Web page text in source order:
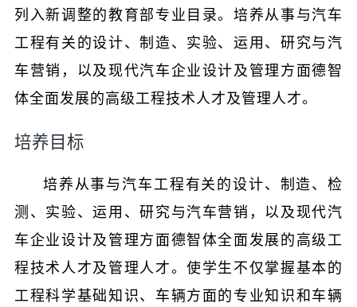
列入新调整的教育部专业目录。培养从事与汽车
工程有关的设计、制造、实验、运用、研究与汽
车营销，以及现代汽车企业设计及管理方面德智
体全面发展的高级工程技术人才及管理人才。
培养目标
培养从事与汽车工程有关的设计、制造、检
测、实验、运用、研究与汽车营销，以及现代汽
车企业设计及管理方面德智体全面发展的高级工
程技术人才及管理人才。使学生不仅掌握基本的
工程科学基础知识、车辆方面的专业知识和车辆